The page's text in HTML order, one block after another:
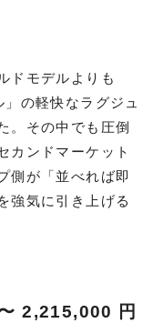
ドモデルよりも
の軽快なラグジュ
。その中でも圧倒
カンドマーケット
側が「並べれば即
強気に引き上げる
2,215,000 円